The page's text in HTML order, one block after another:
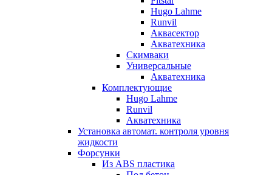
Hugo Lahme
Runvil
Аквасектор
Акватехника
Скимваки
Универсальные
Акватехника
Комплектующие
Hugo Lahme
Runvil
Акватехника
Установка автомат. контроля уровня
жидкости
Форсунки
Из ABS пластика